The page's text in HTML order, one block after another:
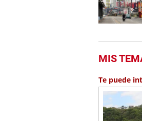
MIS
Te puede